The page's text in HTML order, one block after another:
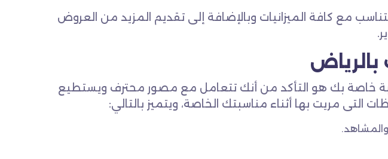
مع كافة الميزانيات وبالإضافة إلى تقديم المزيد من العروض
خاصة بك هو التأكد من أنك تتعامل مع مصور محترف ويستطيع
التى مريت بها أثناء مناسبتك الخاصة، ويتميز بالتالي: